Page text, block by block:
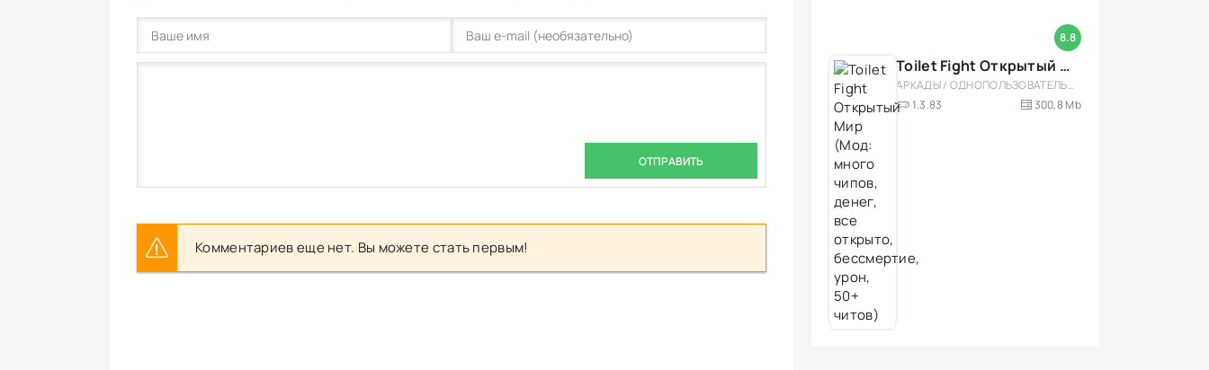
ОТПРАВИТЬ
Комментариев еще нет. Вы можете стать первым!
8.8
Toilet Fight Открытый Мир (Мод: много чипов, денег, все открыто, бессмертие, урон, 50+ читов)
АРКАДЫ / ОДНОПОЛЬЗОВАТЕЛЬСКИЕ / ОФЛАЙН / МОД / РОЛЕВЫЕ / ШУТЕРЫ / ОТКРЫТЫЙ МИР / ВСТРОЕННЫЙ КЕШ / 3D / ЭКШЕНЫ / ТУАЛЕТНЫЕ ВОЙНЫ / ДЛЯ ДЕТЕЙ
1.3.83
300,8 Mb